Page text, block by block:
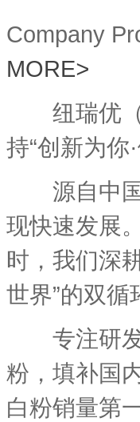
Company
MORE>
纽瑞优（
持“创新为你
源自中国
现快速发展
时，我们深
世界”的双
专注研发
粉，填补国
白粉销量第